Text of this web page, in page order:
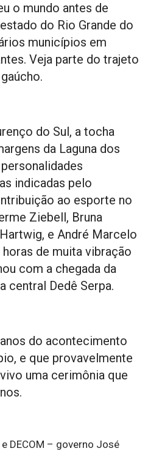
o mundo antes de
do Rio Grande do
municípios em
Veja parte do trajeto
do Sul, a tocha
da Laguna dos
indicadas pelo
ao esporte no
Ziebell, Bruna
e André Marcelo
de muita vibração
com a chegada da
central Dedê Serpa.
do acontecimento
e que provavelmente
uma cerimônia que
DECOM – governo José